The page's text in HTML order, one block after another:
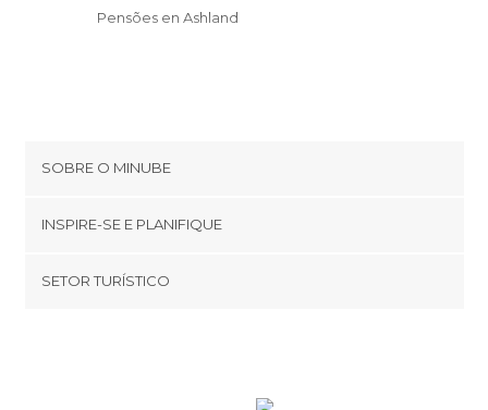
Pensões en Ashland
SOBRE O MINUBE
Términos e Condições
INSPIRE-SE E PLANIFIQUE
footer@item_discovertips_anchor
SETOR TURÍSTICO